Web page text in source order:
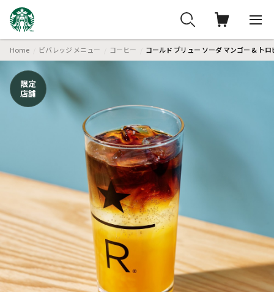
Home ビバレッジ メニュー コーヒー コールド ブリュー ソーダ マンゴー & トロ
限定
店舗